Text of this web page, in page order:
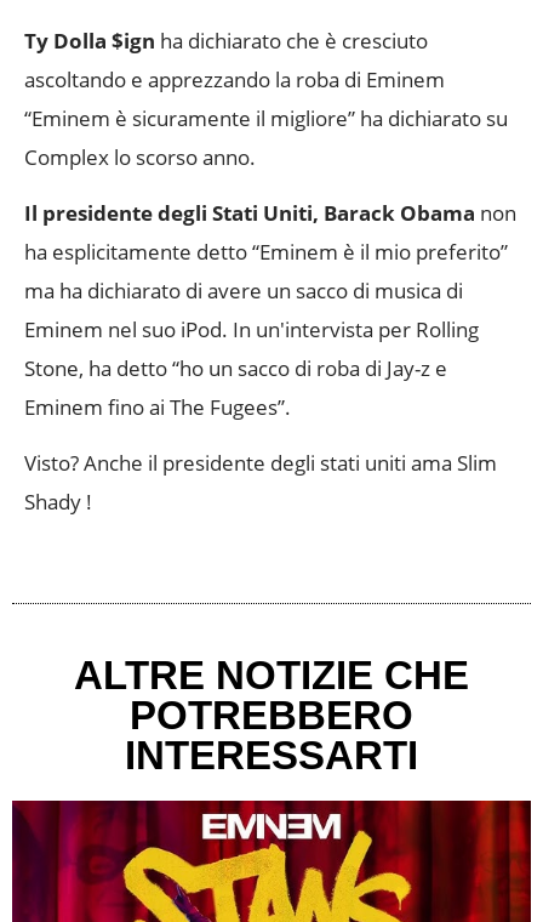
Ty Dolla $ign ha dichiarato che è cresciuto
ascoltando e apprezzando la roba di Eminem
“Eminem è sicuramente il migliore” ha dichiarato su
Complex lo scorso anno.
Il presidente degli Stati Uniti, Barack Obama non
ha esplicitamente detto “Eminem è il mio preferito”
ma ha dichiarato di avere un sacco di musica di
Eminem nel suo iPod. In un'intervista per Rolling
Stone, ha detto “ho un sacco di roba di Jay-z e
Eminem fino ai The Fugees”.
Visto? Anche il presidente degli stati uniti ama Slim
Shady !
ALTRE NOTIZIE CHE
POTREBBERO
INTERESSARTI